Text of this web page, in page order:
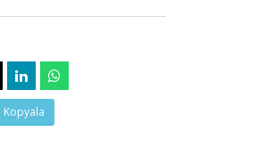
Kopyala